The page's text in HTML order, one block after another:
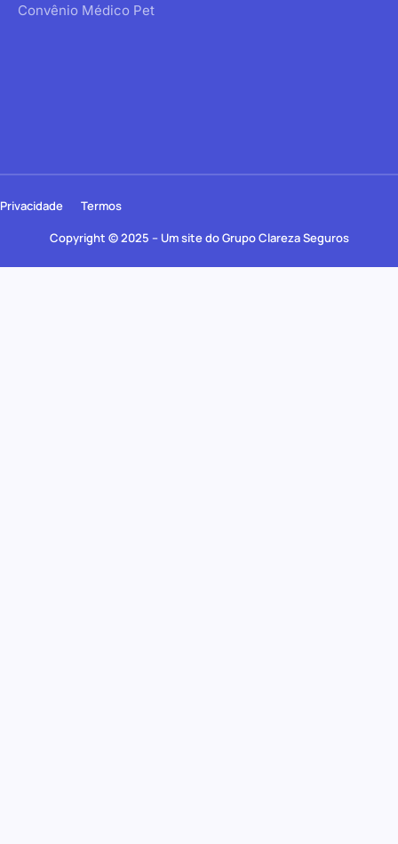
Convênio Médico Pet
Copyright © 2025 – Um site do Grupo Clareza Seguros
Privacidade Termos